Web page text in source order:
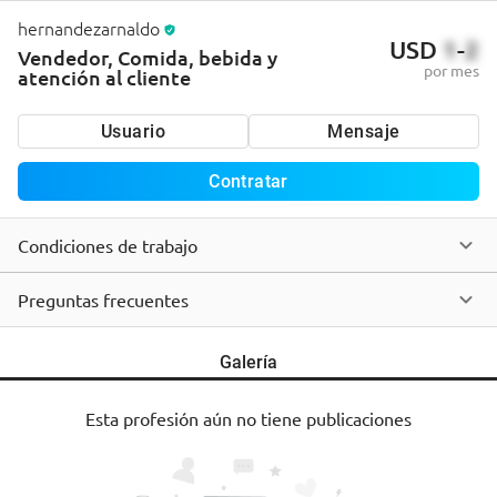
hernandezarnaldo
Vendedor, Comida, bebida y
atención al cliente
USD 1-2
por mes
Usuario Mensaje
Contratar
Condiciones de trabajo
Preguntas frecuentes
Galería
Esta profesión aún no tiene publicaciones